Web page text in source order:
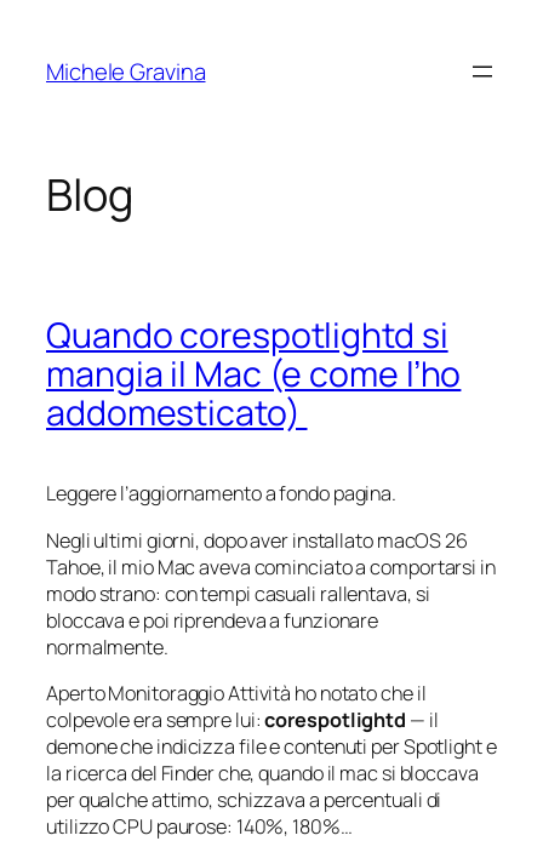
contenuto
Michele Gravina
Blog
Quando corespotlightd si
mangia il Mac (e come l’ho
addomesticato)
Leggere l’aggiornamento a fondo pagina.
Negli ultimi giorni, dopo aver installato macOS 26
Tahoe, il mio Mac aveva cominciato a comportarsi in
modo strano: con tempi casuali rallentava, si
bloccava e poi riprendeva a funzionare
normalmente.
Aperto Monitoraggio Attività ho notato che il
colpevole era sempre lui:corespotlightd — il
demone che indicizza file e contenuti per Spotlight e
la ricerca del Finder che, quando il mac si bloccava
per qualche attimo, schizzava a percentuali di
utilizzo CPU paurose: 140%, 180%…